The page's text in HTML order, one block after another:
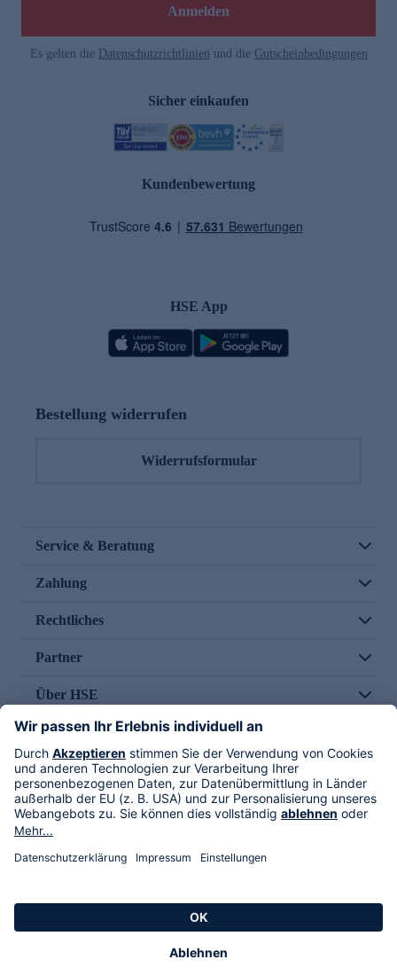
Anmelden
Es gelten die Datenschutzrichtlinien und die Gutscheinbedingungen
Sicher einkaufen
Kundenbewertung
HSE App
Bestellung widerrufen
Widerrufsformular
Service & Beratung
Zahlung
Rechtliches
Partner
Über HSE
Im TV
HSE International